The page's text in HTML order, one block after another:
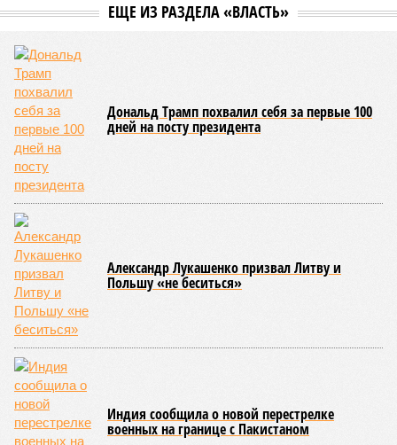
ЕЩЕ ИЗ РАЗДЕЛА «ВЛАСТЬ»
Дональд Трамп похвалил себя за первые 100
дней на посту президента
Александр Лукашенко призвал Литву и
Польшу «не беситься»
Индия сообщила о новой перестрелке
военных на границе с Пакистаном